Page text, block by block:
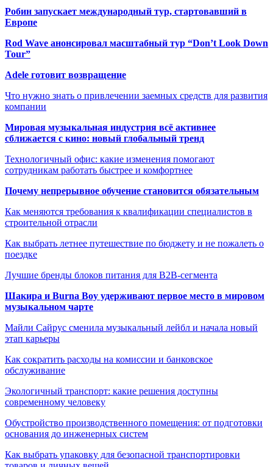
Робин запускает международный тур, стартовавший в
Европе
Rod Wave анонсировал масштабный тур “Don’t Look Down
Tour”
Adele готовит возвращение
Что нужно знать о привлечении заемных средств для развития
компании
Мировая музыкальная индустрия всё активнее
сближается с кино: новый глобальный тренд
Технологичный офис: какие изменения помогают
сотрудникам работать быстрее и комфортнее
Почему непрерывное обучение становится обязательным
Как меняются требования к квалификации специалистов в
строительной отрасли
Как выбрать летнее путешествие по бюджету и не пожалеть о
поездке
Лучшие бренды блоков питания для B2B-сегмента
Шакира и Burna Boy удерживают первое место в мировом
музыкальном чарте
Майли Сайрус сменила музыкальный лейбл и начала новый
этап карьеры
Как сократить расходы на комиссии и банковское
обслуживание
Экологичный транспорт: какие решения доступны
современному человеку
Обустройство производственного помещения: от подготовки
основания до инженерных систем
Как выбрать упаковку для безопасной транспортировки